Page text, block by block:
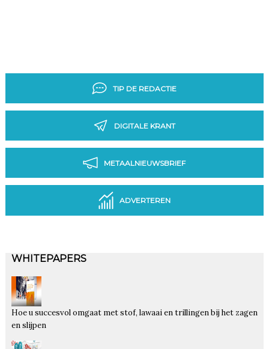
TIP DE REDACTIE
DIGITALE KRANT
METAALNIEUWSBRIEF
ADVERTEREN
WHITEPAPERS
Hoe u succesvol omgaat met stof, lawaai en trillingen bij het zagen
en slijpen